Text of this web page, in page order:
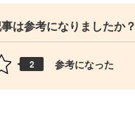
は参考になりましたか？
2 参考になった